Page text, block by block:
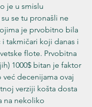
je u smislu
se tu pronašli ne
je prvobitno bila
i takmičari koji danas i
flote. Prvobitna
1000$ bitan je faktor
decenijama ovaj
verziji košta dosta
na nekoliko